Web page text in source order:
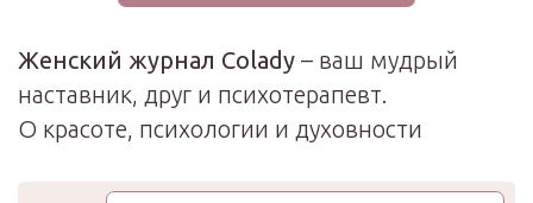
Женский журнал Colady – ваш мудрый
наставник, друг и психотерапевт.
О красоте, психологии и духовности